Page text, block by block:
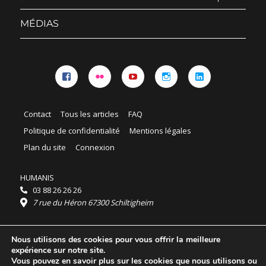
sous-
MÉDIAS
Contact Tous les articles
FAQ
Politique de confidentialité
Mentions légales
Plan du site
Connexion
HUMANIS
03 88 26 26 26
7 rue du Héron 67300 Schiltigheim
Horaires :
HUMANIS : du lundi au vendredi 9h - 18h
Ordidocaz : du lundi au vendredi 8h - 19h
Nous utilisons des cookies pour vous offrir la meilleure
expérience sur notre site.
Vous pouvez en savoir plus sur les cookies que nous utilisons ou